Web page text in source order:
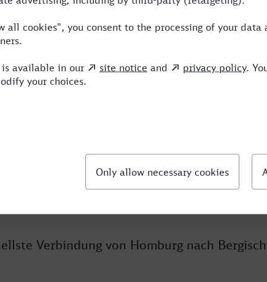
Verbindung von Homburg nach Bergisch